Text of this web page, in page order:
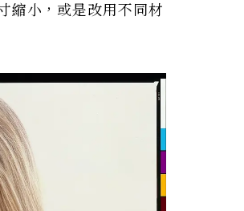
縮小，或是改用不同材